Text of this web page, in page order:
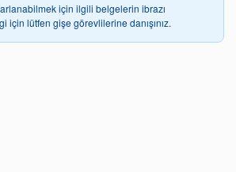
için ilgili belgelerin ibrazı
için lütfen gişe görevlilerine danışınız.